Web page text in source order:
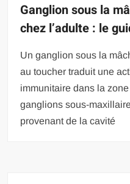
Ganglion sous la
chez l’adulte : le
Un ganglion sous la
au toucher traduit une
immunitaire dans la
ganglions sous-
provenant de la cavité